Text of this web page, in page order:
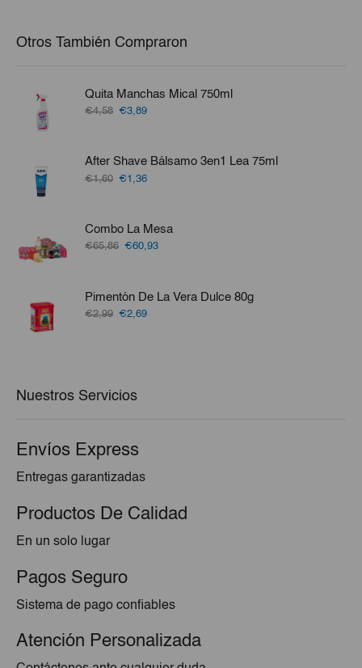
Otros También Compraron
Quita Manchas Mical 750ml
€4,58 El
era:
€4,58.
€3,89El
es:
€3,89.
After Shave Bálsamo 3en1 Lea 75ml
€1,60 El
era:
€1,60.
€1,36El
es:
€1,36.
Combo La Mesa
€65,86 El
€65,86.
€60,93El
€60,93.
Pimentón De La Vera Dulce 80g
€2,99 El
€2,69El
Nuestros Servicios
Envíos Express
Entregas garantizadas
Productos De Calidad
En un solo lugar
Pagos Seguro
Sistema de pago confiables
Atención Personalizada